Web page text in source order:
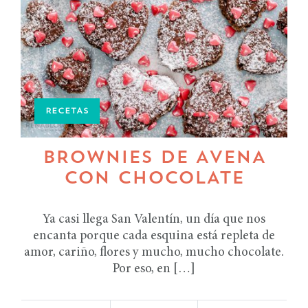
RECETAS
BROWNIES DE AVENA
CON CHOCOLATE
Ya casi llega San Valentín, un día que nos
encanta porque cada esquina está repleta de
amor, cariño, flores y mucho, mucho chocolate.
Por eso, en […]